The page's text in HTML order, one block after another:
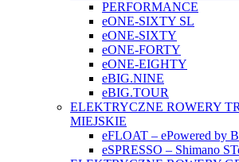
PERFORMANCE
eONE-SIXTY SL
eONE-SIXTY
eONE-FORTY
eONE-EIGHTY
eBIG.NINE
eBIG.TOUR
ELEKTRYCZNE ROWERY
MIEJSKIE
eFLOAT – ePowered by
eSPRESSO – Shimano